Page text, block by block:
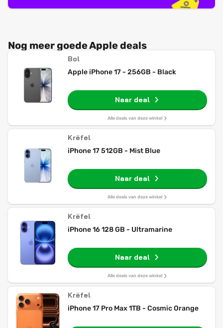
Nog meer goede Apple deals
Bol
Apple iPhone 17 - 256GB - Black
Naar deal
Alle deals van deze winkel
Krëfel
iPhone 17 512GB - Mist Blue
Naar deal
Alle deals van deze winkel
Krëfel
iPhone 16 128 GB - Ultramarine
Naar deal
Alle deals van deze winkel
Krëfel
iPhone 17 Pro Max 1TB - Cosmic Orange